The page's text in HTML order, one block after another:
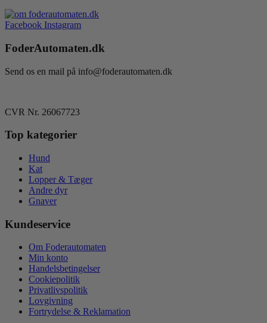
Facebook Instagram
FoderAutomaten.dk
Send os en mail på info@foderautomaten.dk
CVR Nr. 26067723
Top kategorier
Hund
Kat
Lopper & Tæger
Andre dyr
Gnaver
Kundeservice
Om Foderautomaten
Min konto
Handelsbetingelser
Cookiepolitik
Privatlivspolitik
Lovgivning
Fortrydelse & Reklamation